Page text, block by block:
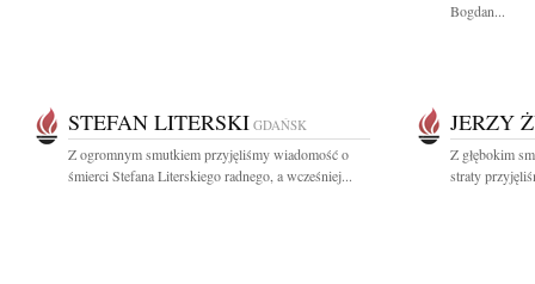
Bogdan...
STEFAN LITERSKI GDAŃSK
Z ogromnym smutkiem przyjęliśmy wiadomość o
śmierci Stefana Literskiego radnego, a wcześniej...
JERZY
Z głębokim
straty